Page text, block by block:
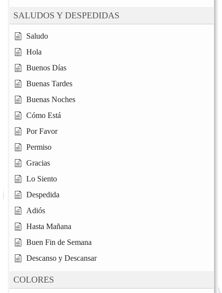
SALUDOS Y DESPEDIDAS
Saludo
Hola
Buenos Días
Buenas Tardes
Buenas Noches
Cómo Está
Por Favor
Permiso
Gracias
Lo Siento
Despedida
Adiós
Hasta Mañana
Buen Fin de Semana
Descanso y Descansar
COLORES